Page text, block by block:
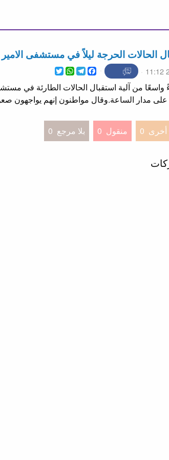
الحرجة ليلاً في مستشفى
Twitter
WhatsApp
Telegram
Facebook
من آلية استقبال الحالات الطارئة في
على مدار الساعة.وقال مواطنون إنهم يواجهون
أخرى 0 منقول 0 بلا مرجع 0